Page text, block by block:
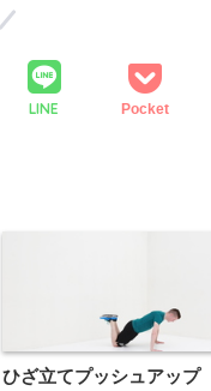
LINE Pocket
ひざ立てプッシュアップ